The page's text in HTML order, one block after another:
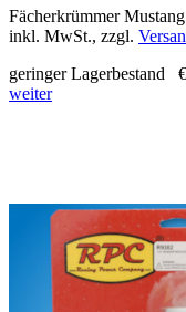
Fächerkrümmer
inkl. MwSt., zzgl.
geringer Lagerbestand
weiter